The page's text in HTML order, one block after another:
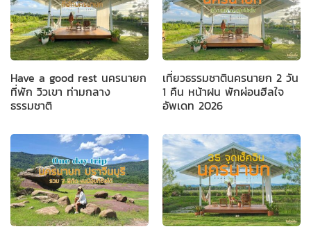
Have a good rest นครนายก
ที่พัก วิวเขา ท่ามกลาง
ธรรมชาติ
เที่ยวธรรมชาตินครนายก 2 วัน
1 คืน หน้าฝน พักผ่อนฮีลใจ
อัพเดท 2026